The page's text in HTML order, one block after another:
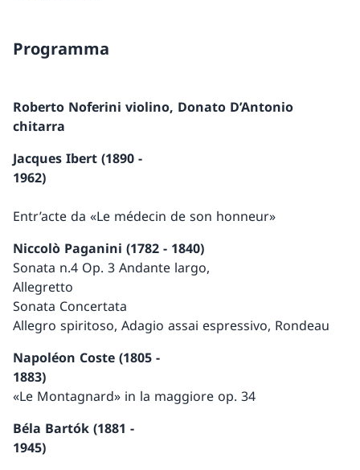
Programma
Roberto Noferini violino, Donato D’Antonio
chitarra
Jacques Ibert (1890 -
1962)
Entr’acte da «Le médecin de son honneur»
Niccolò Paganini (1782 - 1840)
Sonata n.4 Op. 3 Andante largo,
Allegretto
Sonata Concertata
Allegro spiritoso, Adagio assai espressivo, Rondeau
Napoléon Coste (1805 -
1883)
«Le Montagnard» in la maggiore op. 34
Béla Bartók (1881 -
1945)